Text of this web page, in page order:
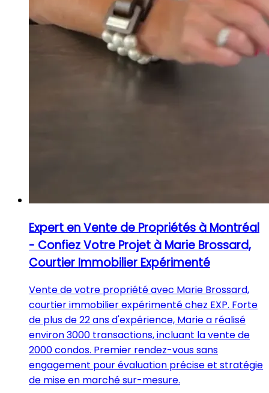
Expert en Vente de Propriétés à Montréal
- Confiez Votre Projet à Marie Brossard,
Courtier Immobilier Expérimenté
Vente de votre propriété avec Marie Brossard,
courtier immobilier expérimenté chez EXP. Forte
de plus de 22 ans d'expérience, Marie a réalisé
environ 3000 transactions, incluant la vente de
2000 condos. Premier rendez-vous sans
engagement pour évaluation précise et stratégie
de mise en marché sur-mesure.